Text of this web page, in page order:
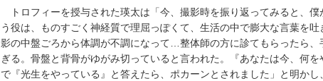
トロフィーを授与された瑛太は「今、撮影時を振り返ってみると、
う役は、ものすごく神経質で理屈っぽくて、生活の中で膨大な言葉を
影の中盤ごろから体調が不調になって…整体師の方に診てもらったら、
ぎる。骨盤と背骨がゆがみ切っていると言われた。『あなたは今、何
で『光生をやっている』と答えたら、ポカーンとされました」と明かし